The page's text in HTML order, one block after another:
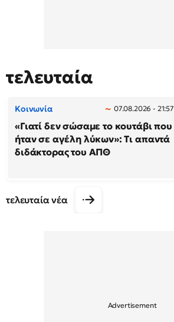
τελευταία
Κοινωνία 07.08.2026 - 21:57
«Γιατί δεν σώσαμε το κουτάβι που
ήταν σε αγέλη λύκων»: Τι απαντά
διδάκτορας του ΑΠΘ
τελευταία νέα